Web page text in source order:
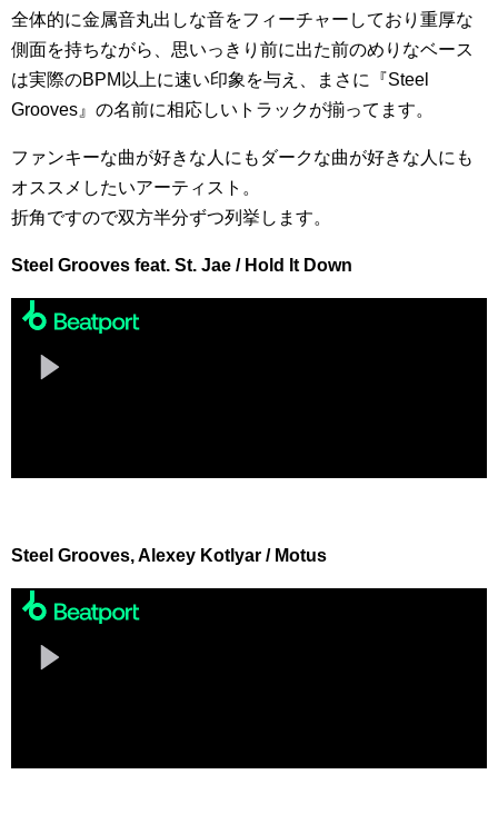
全体的に金属音丸出しな音をフィーチャーしており重厚な
側面を持ちながら、思いっきり前に出た前のめりなベース
は実際のBPM以上に速い印象を与え、まさに『Steel
Grooves』の名前に相応しいトラックが揃ってます。
ファンキーな曲が好きな人にもダークな曲が好きな人にも
オススメしたいアーティスト。
折角ですので双方半分ずつ列挙します。
Steel Grooves feat. St. Jae / Hold It Down
Steel Grooves, Alexey Kotlyar / Motus